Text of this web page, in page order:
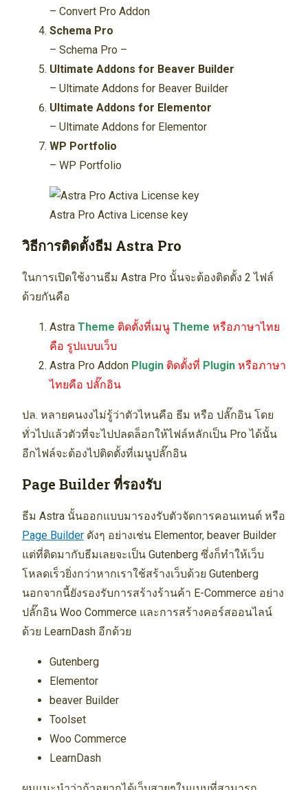
– Convert Pro Addon
Schema Pro
– Schema Pro –
Ultimate Addons for Beaver Builder
– Ultimate Addons for Beaver Builder
Ultimate Addons for Elementor
– Ultimate Addons for Elementor
WP Portfolio
– WP Portfolio
Astra Pro Activa License key
วิธีการติดตั้งธีม Astra Pro
ในการเปิดใช้งานธีม Astra Pro นั้นจะต้องติดตั้ง 2 ไฟล์
ด้วยกันคือ
Astra Theme ติดตั้งที่เมนู Theme หรือภาษาไทย
คือ รูปแบบเว็บ
Astra Pro Addon Plugin ติดตั้งที่ Pluginหรือภาษา
ไทยคือ ปลั๊กอิน
ปล. หลายคนงงไม่รู้ว่าตัวไหนคือ ธีม หรือ ปลั๊กอิน โดย
ทั่วไปแล้วตัวที่จะไปปลดล็อกให้ไฟล์หลักเป็น Pro ได้นั้น
อีกไฟล์จะต้องไปติดตั้งที่เมนูปลั๊กอิน
Page Builder ที่รองรับ
ธีม Astra นั้นออกแบบมารองรับตัวจัดการคอนเทนต์ หรือ
Page Builderดังๆ อย่างเช่น Elementor, beaver Builder
แต่ที่ติดมากับธีมเลยจะเป็น Gutenberg ซึ่งก็ทำให้เว็บ
โหลดเร็วยิ่งกว่าหากเราใช้สร้างเว็บด้วย Gutenberg
นอกจากนี้ยังรองรับการสร้างร้านค้า E-Commerce อย่าง
ปลั๊กอิน Woo Commerce และการสร้างคอร์สออนไลน์
ด้วย LearnDash อีกด้วย
Gutenberg
Elementor
beaver Builder
Toolset
Woo Commerce
LearnDash